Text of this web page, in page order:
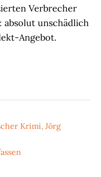
Verbrecher
absolut unschädlich
Angebot.
Krimi,Jörg